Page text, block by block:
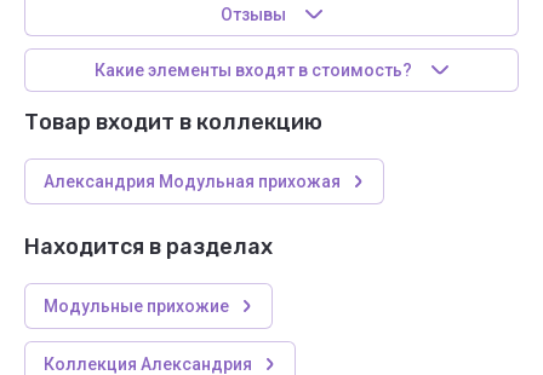
Отзывы
Какие элементы входят в стоимость?
Товар входит в коллекцию
Александрия Модульная прихожая
Находится в разделах
Модульные прихожие
Коллекция Александрия